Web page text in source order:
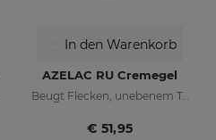
In den Warenkorb
AZELAC RU Cremegel
Beugt Flecken, unebenem Ton und Falten der Haut vor
€ 51,95